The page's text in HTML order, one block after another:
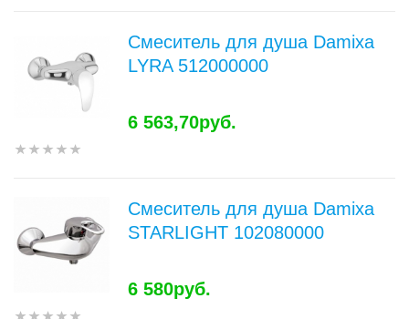
Смеситель для душа Damixa
LYRA 512000000
6 563,70руб.
Смеситель для душа Damixa
STARLIGHT 102080000
6 580руб.